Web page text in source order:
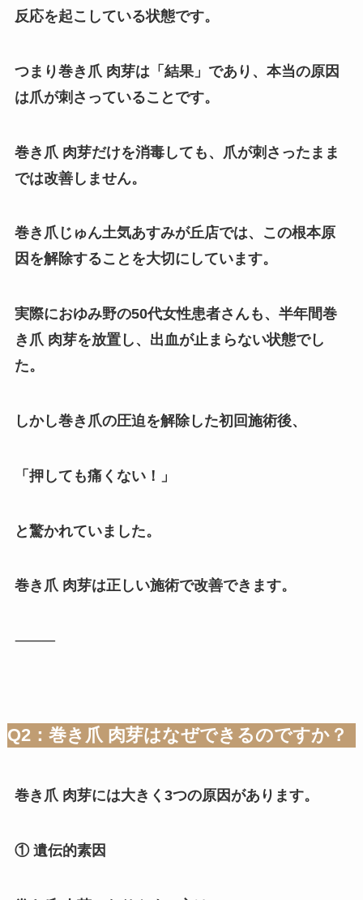
反応を起こしている状態です。
つまり巻き爪 肉芽は「結果」であり、本当の原因
は爪が刺さっていることです。
巻き爪 肉芽だけを消毒しても、爪が刺さったまま
では改善しません。
巻き爪じゅん土気あすみが丘店では、この根本原
因を解除することを大切にしています。
実際におゆみ野の50代女性患者さんも、半年間巻
き爪 肉芽を放置し、出血が止まらない状態でし
た。
しかし巻き爪の圧迫を解除した初回施術後、
「押しても痛くない！」
と驚かれていました。
巻き爪 肉芽は正しい施術で改善できます。
⸻
Q2：巻き爪 肉芽はなぜできるのですか？
巻き爪 肉芽には大きく3つの原因があります。
① 遺伝的素因